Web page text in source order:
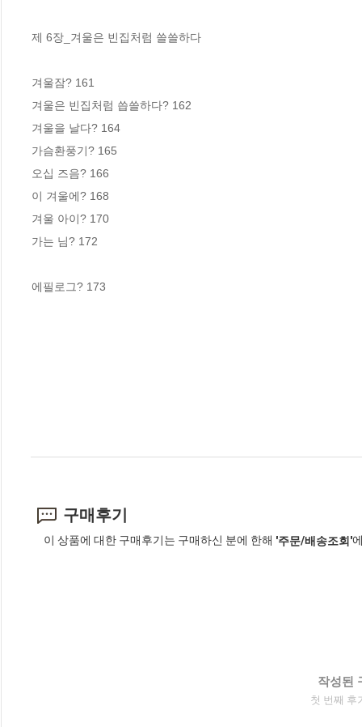
제 6장_겨울은 빈집처럼 쓸쓸하다
겨울잠? 161
겨울은 빈집처럼 씁쓸하다? 162
겨울을 날다? 164
가슴환풍기? 165
오십 즈음? 166
이 겨울에? 168
겨울 아이? 170
가는 님? 172
에필로그? 173
구매후기
이 상품에 대한 구매후기는 구매하신 분에 한해 '주문/배송조회'
작성된
첫 번째 후